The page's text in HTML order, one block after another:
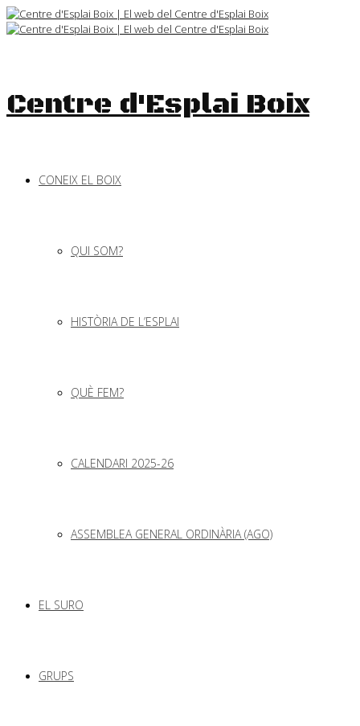
Skip
to
Centre d'Esplai Boix
CONEIX EL BOIX
QUI SOM?
HISTÒRIA DE L’ESPLAI
QUÈ FEM?
CALENDARI 2025-26
ASSEMBLEA GENERAL ORDINÀRIA (AGO)
EL SURO
GRUPS